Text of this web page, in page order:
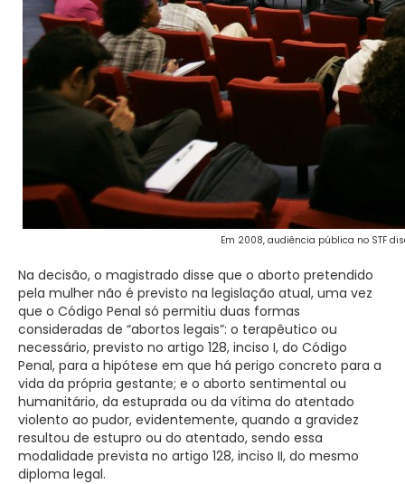
Em 2008, audiência pública no STF
Na decisão, o magistrado disse que o aborto pretendido
pela mulher não é previsto na legislação atual, uma vez
que o Código Penal só permitiu duas formas
consideradas de “abortos legais”: o terapêutico ou
necessário, previsto no artigo 128, inciso I, do Código
Penal, para a hipótese em que há perigo concreto para a
vida da própria gestante; e o aborto sentimental ou
humanitário, da estuprada ou da vítima do atentado
violento ao pudor, evidentemente, quando a gravidez
resultou de estupro ou do atentado, sendo essa
modalidade prevista no artigo 128, inciso II, do mesmo
diploma legal.